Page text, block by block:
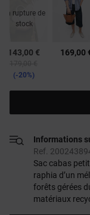
En rupture de
stock
143,00 €
-20%
169,00
Informations
Ref.
Sac cabas
raphia d’un
forêts gérées
matériaux